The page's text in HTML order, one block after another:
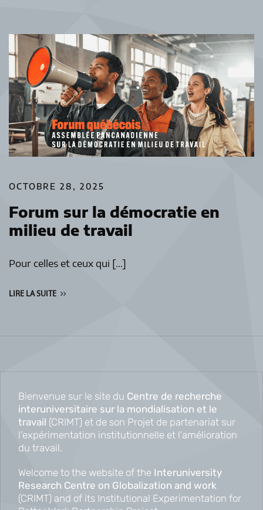
OCTOBRE 28, 2025
Forum sur la démocratie en
milieu de travail
Pour celles et ceux qui […]
LIRE LA SUITE
Bienvenue sur le site du Centre de recherche
interuniversitaire sur la mondialisation et le
travail (CRIMT) et de son Projet de partenariat sur
l’expérimentation institutionnelle et l’amélioration
du travail.
Welcome to the website of the Interuniversity
Research Centre on Globalization and work
(CRIMT) and of its Institutional Experimentation for